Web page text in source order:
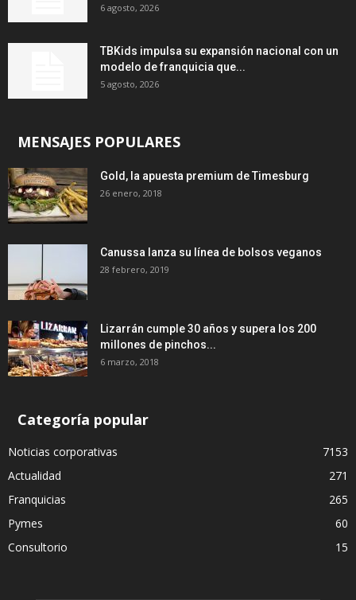
6 agosto, 2026
TBKids impulsa su expansión nacional con un
modelo de franquicia que...
5 agosto, 2026
MENSAJES POPULARES
Gold, la apuesta premium de Timesburg
26 enero, 2018
Canussa lanza su línea de bolsos veganos
28 febrero, 2019
Lizarrán cumple 30 años y supera los 200
millones de pinchos...
6 marzo, 2018
Categoría popular
Noticias corporativas
7153
Actualidad
271
Franquicias
265
Pymes
60
Consultorio
15